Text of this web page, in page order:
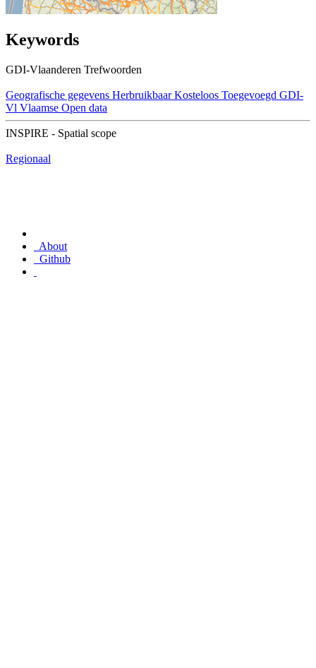
Keywords
GDI-Vlaanderen Trefwoorden
Geografische gegevens Herbruikbaar Kosteloos Toegevoegd GDI-
Vl Vlaamse Open data
INSPIRE - Spatial scope
Regionaal
About
Github